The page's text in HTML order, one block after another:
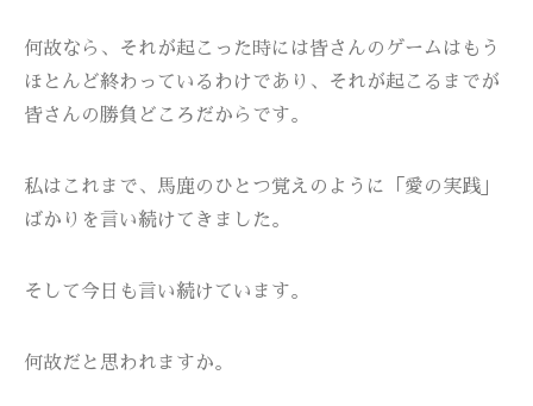
何故なら、それが起こった時には皆さんのゲームはもう
ほとんど終わっているわけであり、それが起こるまでが
皆さんの勝負どころだからです。
私はこれまで、馬鹿のひとつ覚えのように「愛の実践」
ばかりを言い続けてきました。
そして今日も言い続けています。
何故だと思われますか。